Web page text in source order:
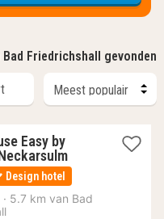
Friedrichshall gevonden
Easy by
2
nachten
vanaf
90
Design hotel
· 5.7 km van Bad